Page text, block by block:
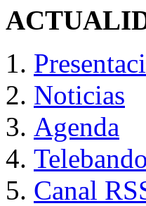
Noticias
Agenda
Telebando
Canal